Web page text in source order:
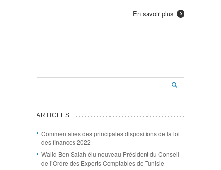
En savoir plus
ARTICLES
Commentaires des principales dispositions de la loi
des finances 2022
Walid Ben Salah élu nouveau Président du Conseil
de l’Ordre des Experts Comptables de Tunisie